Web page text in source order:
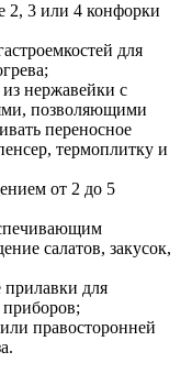
3 или 4 конфорки
для
нержавейки с
позволяющими
переносное
термоплитку и
от 2 до 5
салатов, закусок,
для
правосторонней